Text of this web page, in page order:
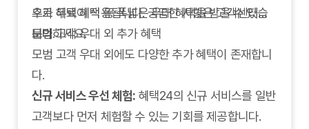
추가 무료 혜택 등 폭넓은 우대 혜택을 받을 수 있습
니다.
으로 혜택이 적용됩니다. 궁금한 사항은 고객센터로
문의하세요.
모범 고객 우대 외 추가 혜택
모범 고객 우대 외에도 다양한 추가 혜택이 존재합니
다.
신규 서비스 우선 체험: 혜택24의 신규 서비스를 일반
고객보다 먼저 체험할 수 있는 기회를 제공합니다.